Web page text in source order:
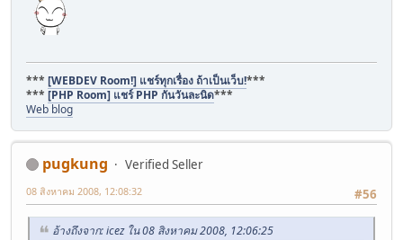
*** [WEBDEV Room!] แชร์ทุกเรื่อง ถ้าเป็นเว็บ!***
*** [PHP Room] แชร์ PHP กันวันละนิด***
Web blog
pugkung
Verified Seller
#56
08 สิงหาคม 2008, 12:08:32
อ้างถึงจาก: icez ใน 08 สิงหาคม 2008, 12:06:25